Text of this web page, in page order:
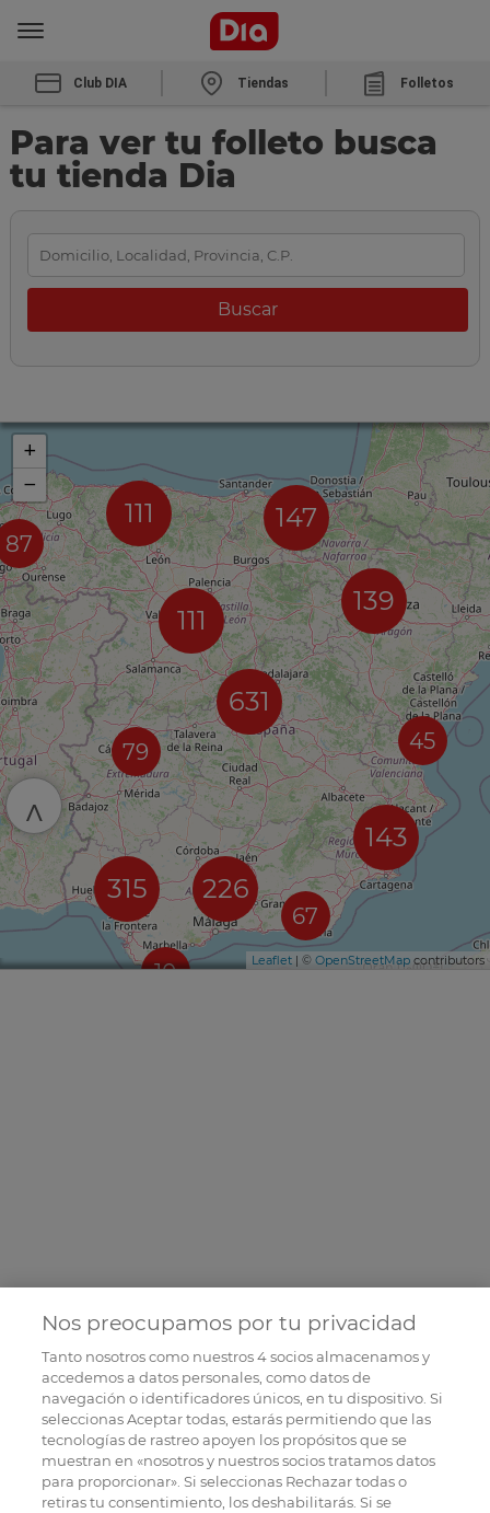
Club DIA Tiendas Folletos
Para ver tu folleto busca
tu tienda Dia
87
111 147
111
79
631
10
226
315
139
67
45
143
+
−
Leaflet | © OpenStreetMap contributors
^
Nos preocupamos por tu privacidad
Tanto nosotros como nuestros4socios almacenamos y
accedemos a datos personales, como datos de
navegación o identificadores únicos, en tu dispositivo. Si
seleccionas Aceptar todas, estarás permitiendo que las
tecnologías de rastreo apoyen los propósitos que se
muestran en «nosotros y nuestros socios tratamos datos
para proporcionar». Si seleccionas Rechazar todas o
retiras tu consentimiento, los deshabilitarás. Si se